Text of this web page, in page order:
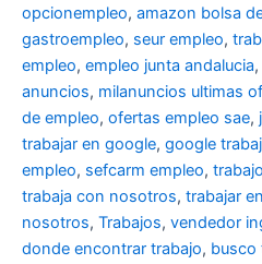
opcionempleo, amazon bolsa
gastroempleo, seur empleo,
empleo, empleo junta andalucia,
anuncios, milanuncios ultimas
de empleo, ofertas empleo sae,
trabajar en google, google
empleo, sefcarm empleo,
trabaja con nosotros, trabajar
nosotros, Trabajos, vendedor
donde encontrar trabajo, busco